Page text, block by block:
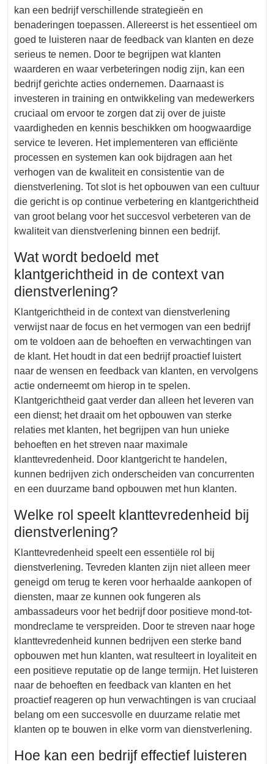
kan een bedrijf verschillende strategieën en
benaderingen toepassen. Allereerst is het essentieel om
goed te luisteren naar de feedback van klanten en deze
serieus te nemen. Door te begrijpen wat klanten
waarderen en waar verbeteringen nodig zijn, kan een
bedrijf gerichte acties ondernemen. Daarnaast is
investeren in training en ontwikkeling van medewerkers
cruciaal om ervoor te zorgen dat zij over de juiste
vaardigheden en kennis beschikken om hoogwaardige
service te leveren. Het implementeren van efficiënte
processen en systemen kan ook bijdragen aan het
verhogen van de kwaliteit en consistentie van de
dienstverlening. Tot slot is het opbouwen van een cultuur
die gericht is op continue verbetering en klantgerichtheid
van groot belang voor het succesvol verbeteren van de
kwaliteit van dienstverlening binnen een bedrijf.
Wat wordt bedoeld met
klantgerichtheid in de context van
dienstverlening?
Klantgerichtheid in de context van dienstverlening
verwijst naar de focus en het vermogen van een bedrijf
om te voldoen aan de behoeften en verwachtingen van
de klant. Het houdt in dat een bedrijf proactief luistert
naar de wensen en feedback van klanten, en vervolgens
actie onderneemt om hierop in te spelen.
Klantgerichtheid gaat verder dan alleen het leveren van
een dienst; het draait om het opbouwen van sterke
relaties met klanten, het begrijpen van hun unieke
behoeften en het streven naar maximale
klanttevredenheid. Door klantgericht te handelen,
kunnen bedrijven zich onderscheiden van concurrenten
en een duurzame band opbouwen met hun klanten.
Welke rol speelt klanttevredenheid bij
dienstverlening?
Klanttevredenheid speelt een essentiële rol bij
dienstverlening. Tevreden klanten zijn niet alleen meer
geneigd om terug te keren voor herhaalde aankopen of
diensten, maar ze kunnen ook fungeren als
ambassadeurs voor het bedrijf door positieve mond-tot-
mondreclame te verspreiden. Door te streven naar hoge
klanttevredenheid kunnen bedrijven een sterke band
opbouwen met hun klanten, wat resulteert in loyaliteit en
een positieve reputatie op de lange termijn. Het luisteren
naar de behoeften en feedback van klanten en het
proactief reageren op hun verwachtingen is van cruciaal
belang om een succesvolle en duurzame relatie met
klanten op te bouwen in elke vorm van dienstverlening.
Hoe kan een bedrijf effectief luisteren